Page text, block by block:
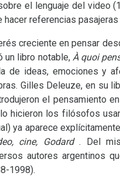
el lenguaje del video
referencias
creciente en pensar
un libro notable, À quoi
de ideas, emociones y
Gilles Deleuze, en su
el pensamiento
hicieron los filósofos
ya aparece
cine, Godard. Del
autores argentinos
1998).